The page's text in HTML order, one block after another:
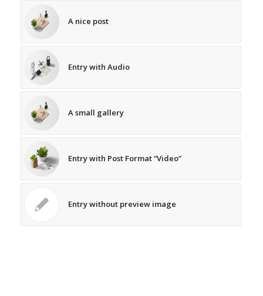
A nice post
Entry with Audio
A small gallery
Entry with Post Format “Video”
Entry without preview image